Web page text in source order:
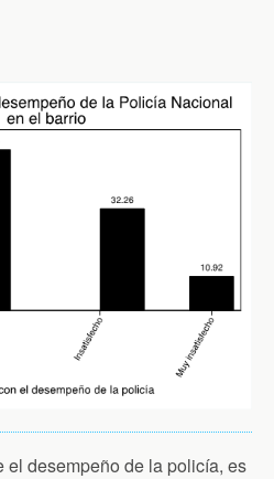
el desempeño de la policía, es